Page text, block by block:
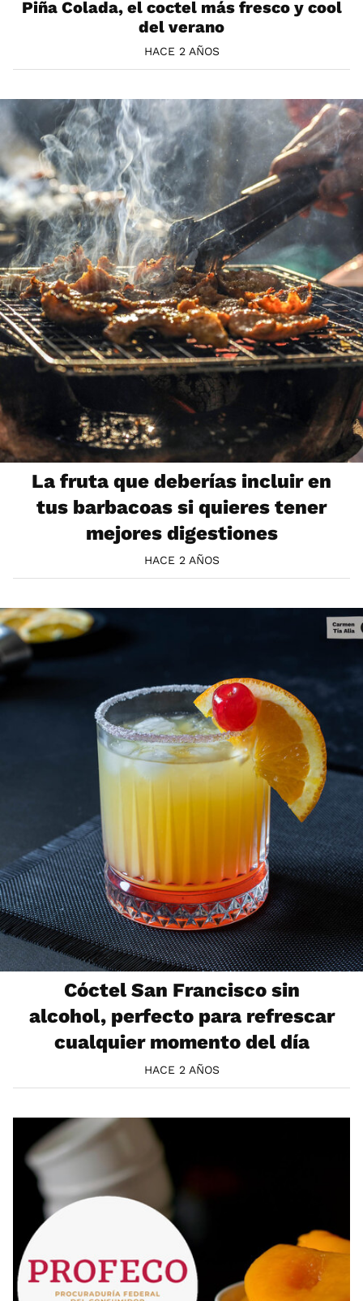
Piña Colada, el coctel más fresco y cool
del verano
HACE 2 AÑOS
La fruta que deberías incluir en
tus barbacoas si quieres tener
mejores digestiones
HACE 2 AÑOS
Cóctel San Francisco sin
alcohol, perfecto para refrescar
cualquier momento del día
HACE 2 AÑOS